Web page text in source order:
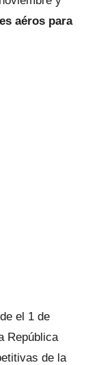
aéros para
el 1 de
República
de la